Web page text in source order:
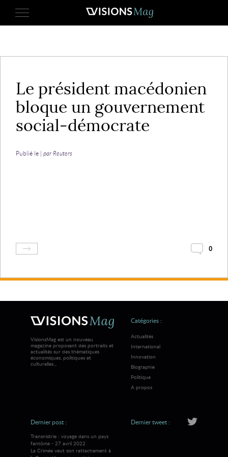
Le président macédonien
bloque un gouvernement
social-démocrate
Publié le | par Reuters
0
VisionsMag est un nouveau
magazine proposant des portraits et
actualités sur des thématiques
économiques, politiques et
culturelles...
Catégories :
Actualités
International
Innovation
Biographie
Politique
A propos
Dernier post :
Transnistrie : voyage dans un pays
fantôme - 27 avril 2022
La Crimée veut son rattachement à
Dernier tweet :